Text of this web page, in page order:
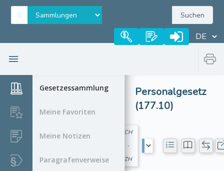
Suchen
Gesetzessammlung
Meine Favoriten
Meine Notizen
Paragrafenverweise
Personalgesetz
(177.10)
CH
-
ZH